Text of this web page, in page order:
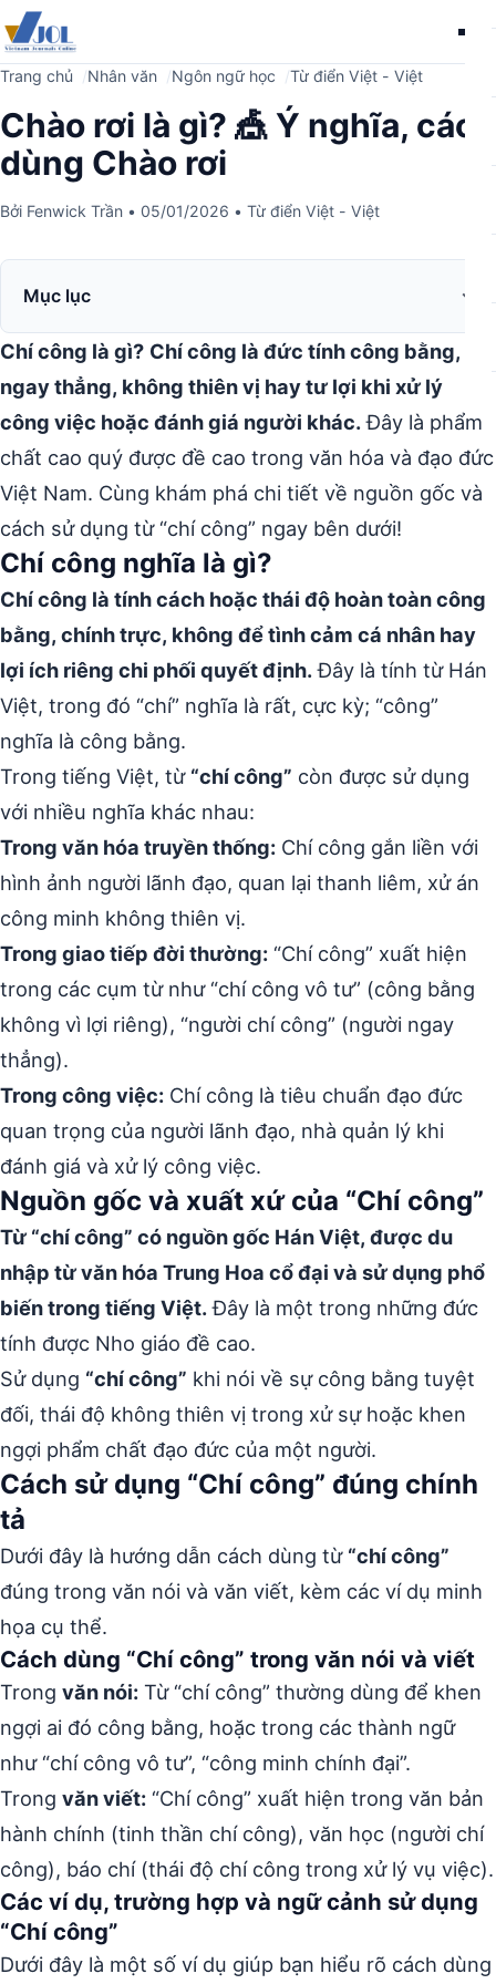
Trang chủ Nhân văn Ngôn ngữ học Từ điển Việt - Việt
Chào rơi là gì? 🎪 Ý nghĩa, cách
dùng Chào rơi
Bởi Fenwick Trần • 05/01/2026 • Từ điển Việt - Việt
Mục lục
Chí công là gì? Chí công là đức tính công bằng,
ngay thẳng, không thiên vị hay tư lợi khi xử lý
công việc hoặc đánh giá người khác.Đây là phẩm
chất cao quý được đề cao trong văn hóa và đạo đức
Việt Nam. Cùng khám phá chi tiết về nguồn gốc và
cách sử dụng từ “chí công” ngay bên dưới!
Chí công nghĩa là gì?
Chí công là tính cách hoặc thái độ hoàn toàn công
bằng, chính trực, không để tình cảm cá nhân hay
lợi ích riêng chi phối quyết định.Đây là tính từ Hán
Việt, trong đó “chí” nghĩa là rất, cực kỳ; “công”
nghĩa là công bằng.
Trong tiếng Việt, từ “chí công” còn được sử dụng
với nhiều nghĩa khác nhau:
Trong văn hóa truyền thống: Chí công gắn liền với
hình ảnh người lãnh đạo, quan lại thanh liêm, xử án
công minh không thiên vị.
Trong giao tiếp đời thường: “Chí công” xuất hiện
trong các cụm từ như “chí công vô tư” (công bằng
không vì lợi riêng), “người chí công” (người ngay
thẳng).
Trong công việc: Chí công là tiêu chuẩn đạo đức
quan trọng của người lãnh đạo, nhà quản lý khi
đánh giá và xử lý công việc.
Nguồn gốc và xuất xứ của “Chí công”
Từ “chí công” có nguồn gốc Hán Việt, được du
nhập từ văn hóa Trung Hoa cổ đại và sử dụng phổ
biến trong tiếng Việt.Đây là một trong những đức
tính được Nho giáo đề cao.
Sử dụng “chí công” khi nói về sự công bằng tuyệt
đối, thái độ không thiên vị trong xử sự hoặc khen
ngợi phẩm chất đạo đức của một người.
Cách sử dụng “Chí công” đúng chính
tả
Dưới đây là hướng dẫn cách dùng từ “chí công”
đúng trong văn nói và văn viết, kèm các ví dụ minh
họa cụ thể.
Cách dùng “Chí công” trong văn nói và viết
Trong văn nói: Từ “chí công” thường dùng để khen
ngợi ai đó công bằng, hoặc trong các thành ngữ
như “chí công vô tư”, “công minh chính đại”.
Trong văn viết: “Chí công” xuất hiện trong văn bản
hành chính (tinh thần chí công), văn học (người chí
công), báo chí (thái độ chí công trong xử lý vụ việc).
Các ví dụ, trường hợp và ngữ cảnh sử dụng
“Chí công”
Dưới đây là một số ví dụ giúp bạn hiểu rõ cách dùng